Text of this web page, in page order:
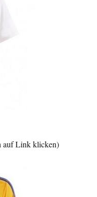
auf Link klicken)